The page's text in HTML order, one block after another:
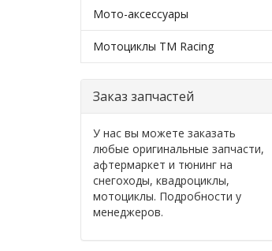
Мото-аксессуары
Мотоциклы TM Racing
Заказ запчастей
У нас вы можете заказать
любые оригинальные запчасти,
афтермаркет и тюнинг на
снегоходы, квадроциклы,
мотоциклы. Подробности у
менеджеров.